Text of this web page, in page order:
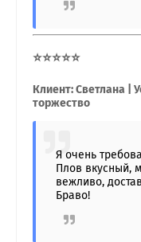
⭐⭐⭐⭐⭐
Клиент: Светлана |
торжество
Я очень
Плов вкусный,
вежливо,
Браво!